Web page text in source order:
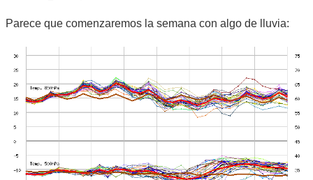
Parece que comenzaremos la semana con algo de lluvia: